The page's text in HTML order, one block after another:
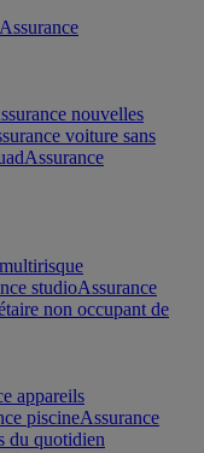
Assurance
nouvelles
voiture sans
Assurance
studioAssurance
non occupant de
appareils
piscineAssurance
du quotidien